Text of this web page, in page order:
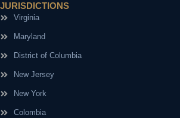
JURISDICTIONS
Virginia
Maryland
District of Columbia
New Jersey
New York
Colombia